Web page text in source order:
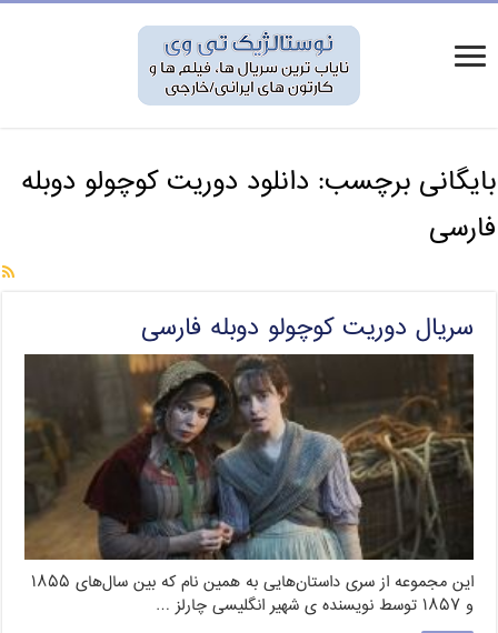
بایگانی برچسب: دانلود دوریت کوچولو دوبله
فارسی
سریال دوریت کوچولو دوبله فارسی
این مجموعه از سری داستان‌هایی به همین نام که بین سال‌های ۱۸۵۵
و ۱۸۵۷ توسط نویسنده ی شهیر انگلیسی چارلز …